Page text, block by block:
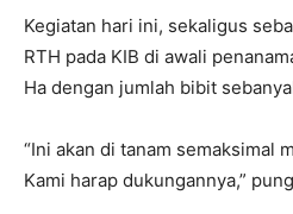
Kegiatan hari ini, sekaligus
RTH pada KIB di awali
Ha dengan jumlah bibit
“Ini akan di tanam semaksimal
Kami harap dukungannya,”